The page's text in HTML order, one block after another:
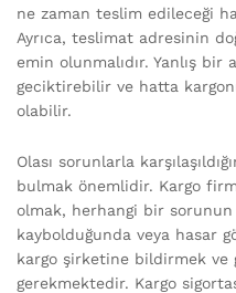
ne zaman teslim edileceği
Ayrıca, teslimat adresinin
emin olunmalıdır. Yanlış
geciktirebilir ve hatta
olabilir.
Olası sorunlarla
bulmak önemlidir. Kargo
olmak, herhangi bir sorunun
kaybolduğunda veya hasar
kargo şirketine bildirmek ve
gerekmektedir. Kargo